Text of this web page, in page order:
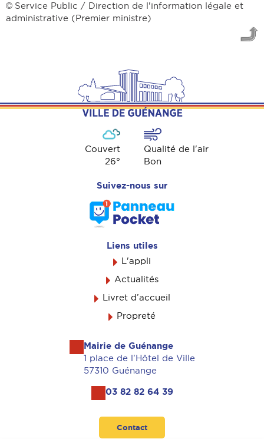
© Service Public / Direction de l'information légale et
administrative (Premier ministre)
Couvert
26°
Qualité de l'air
Bon
Suivez-nous sur
Liens utiles
L'appli
Actualités
Livret d’accueil
Propreté
Mairie de Guénange
1 place de l'Hôtel de Ville
57310 Guénange
03 82 82 64 39
Contact